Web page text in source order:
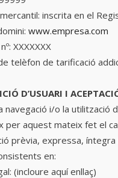
inscrita en el
www.empresa.com
XXXXXXX
telèfon de tarificació
D’USUARI I
navegació i/o la
per aquest mateix fet el
prèvia, expressa,
en:
(incloure aquí enllaç)